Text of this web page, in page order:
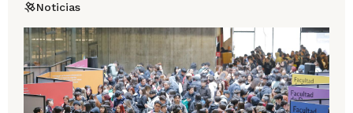
Noticias